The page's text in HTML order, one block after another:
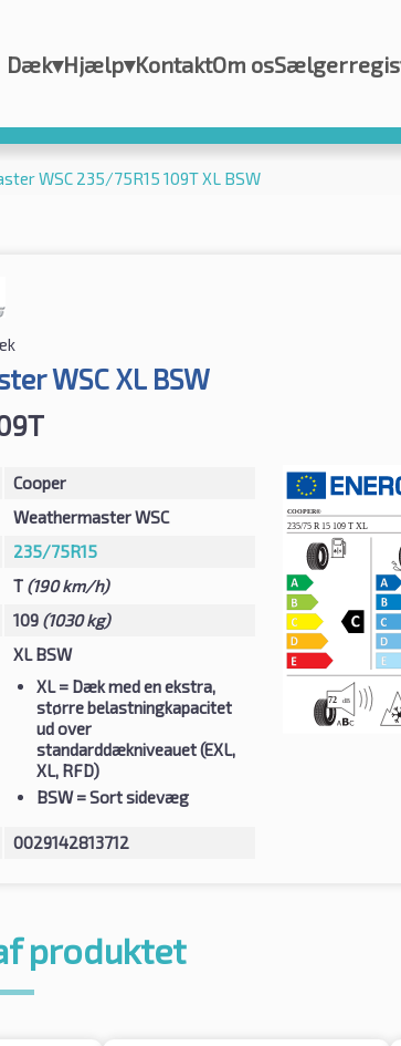
Dæk▾Hjælp▾KontaktOm os
WSC 235/75R15 109T XL BSW
WSC XL BSW
Cooper
Weathermaster WSC
235/75R15
T (190 km/h)
109 (1030 kg)
XL BSW
XL= Dæk med en ekstra,
større belastningkapacitet
ud over
standarddækniveauet (EXL,
XL, RFD)
BSW= Sort sidevæg
0029142813712
produktet